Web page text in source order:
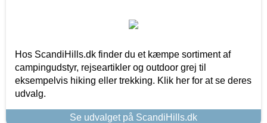
Hos ScandiHills.dk finder du et kæmpe sortiment af
campingudstyr, rejseartikler og outdoor grej til
eksempelvis hiking eller trekking. Klik her for at se deres
udvalg.
Se udvalget på ScandiHills.dk